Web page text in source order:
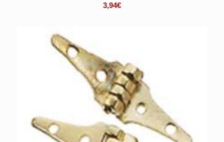
3,94€